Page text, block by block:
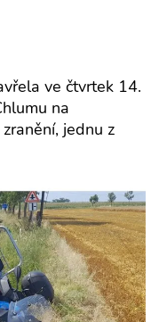
ve čtvrtek 14.
na
jednu z